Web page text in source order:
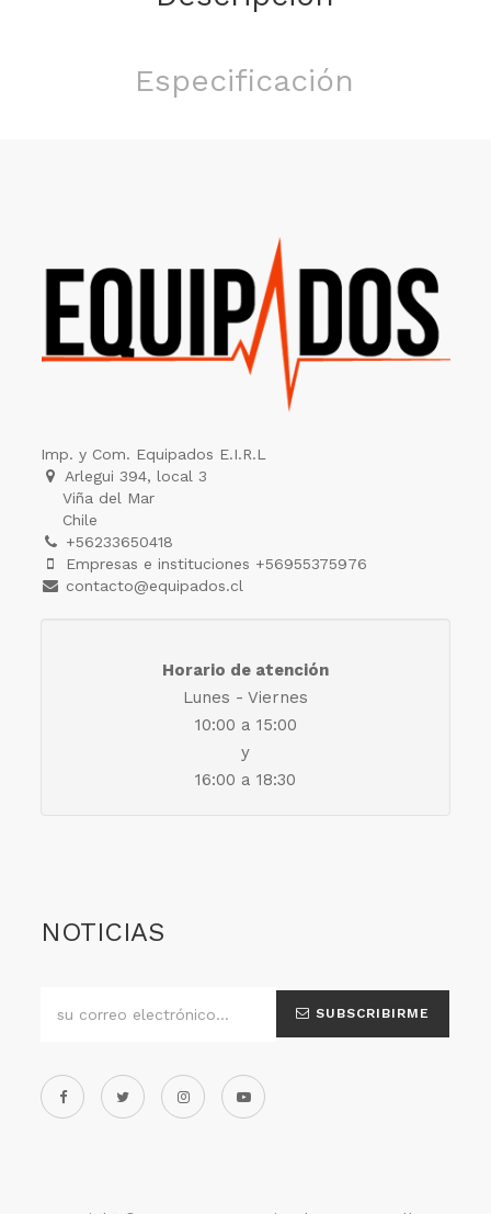
Especificación
Imp. y Com. Equipados E.I.R.L
Arlegui 394, local 3
Viña del Mar
Chile
+56233650418
Empresas e instituciones +56955375976
contacto@equipados.cl
Horario de atención
Lunes - Viernes
10:00 a 15:00
y
16:00 a 18:30
NOTICIAS
SUBSCRIBIRME